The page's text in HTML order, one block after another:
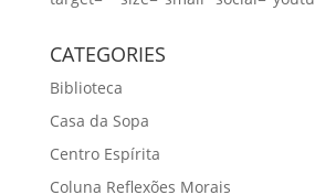
CATEGORIES
Biblioteca
Casa da Sopa
Centro Espírita
Coluna Reflexões Morais